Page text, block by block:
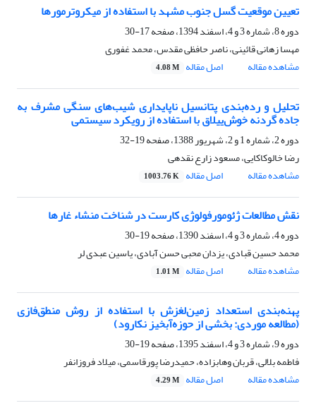
تعیین موقعیت گسل جنوب مشهد با استفاده از میکروترمورها
دوره 8، شماره 3 و 4، اسفند 1394، صفحه
17-30
مهسا زهانی قائینی، ناصر حافظی مقدس، محمد غفوری
مشاهده مقاله
اصل مقاله 4.08 M
تحلیل و رده‌بندی پتانسیل ناپایداری شیب‌های سنگی مشرف به
جاده گردنه خوش‌ییلاق با استفاده از رویکرد سیستمی
دوره 2، شماره 1 و 2، شهریور 1388، صفحه
19-32
رضا خالوکاکایی، مسعود زارع نقدهی
مشاهده مقاله
اصل مقاله 1003.76 K
نقش مطالعات ژئومورفولوژی کارست در شناخت منشاء غارها
دوره 4، شماره 3 و 4، اسفند 1390، صفحه
19-30
محمد حسین قبادی، یزدان محبی حسن­ آبادی، یاسین عبدی­ لر
مشاهده مقاله
اصل مقاله 1.01 M
پهنه‌بندی استعداد زمین‌لغزش با استفاده از روش منطق‌فازی
(مطالعه موردی: بخشی از حوزه‌آبخیز نکارود)
دوره 9، شماره 3 و 4، اسفند 1395، صفحه
19-30
فاطمه بلالی، قربان وهابزاده، حمیدرضا پورقاسمی، میلاد فروزانفر
مشاهده مقاله
اصل مقاله 4.29 M